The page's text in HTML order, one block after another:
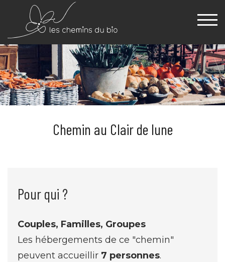
Chemin au Clair de lune
Pour qui ?
Couples, Familles, Groupes
Les hébergements de ce "chemin"
peuvent accueillir 7 personnes.